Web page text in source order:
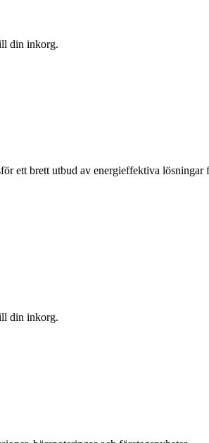
din inkorg.
ett brett utbud av energieffektiva
din inkorg.